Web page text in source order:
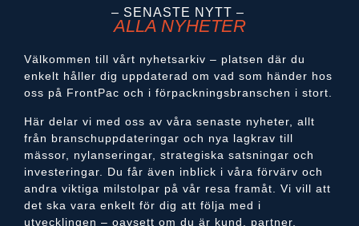
– SENASTE NYTT –
ALLA NYHETER
Välkommen till vårt nyhetsarkiv – platsen där du
enkelt håller dig uppdaterad om vad som händer hos
oss på FrontPac och i förpackningsbranschen i stort.
Här delar vi med oss av våra senaste nyheter, allt
från branschuppdateringar och nya lagkrav till
mässor, nylanseringar, strategiska satsningar och
investeringar. Du får även inblick i våra förvärv och
andra viktiga milstolpar på vår resa framåt. Vi vill att
det ska vara enkelt för dig att följa med i
utvecklingen – oavsett om du är kund, partner,